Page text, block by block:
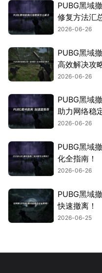
PUBG黑域
修复方法汇
2026-06-26
PUBG黑域
高效解决攻
2026-06-26
PUBG黑域
助力网络稳
2026-06-26
PUBG黑域
化全指南！
2026-06-26
PUBG黑域
快速撤离！
2026-06-25